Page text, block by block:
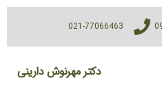
021-77066463
دکتر مهرنوش دارینی